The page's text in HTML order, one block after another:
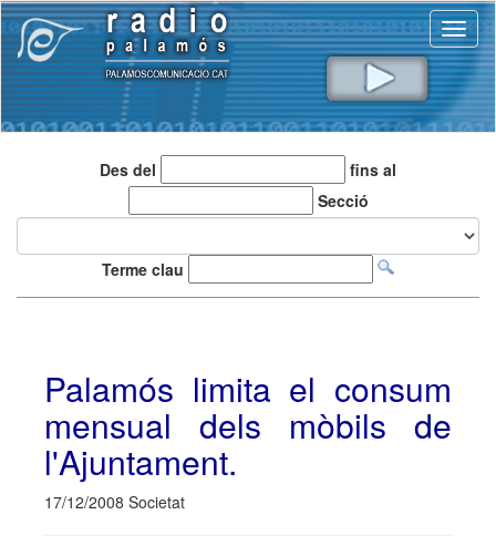
Des del
fins al
Secció
Terme clau
Palamós limita el consum
mensual dels mòbils de
l'Ajuntament.
17/12/2008 Societat